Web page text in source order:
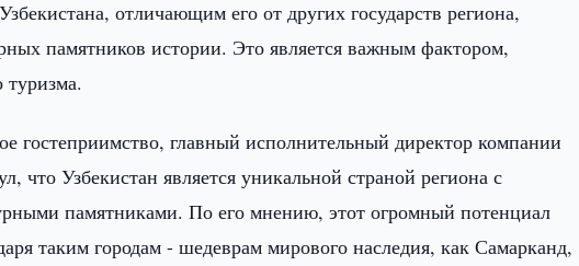
отличающим его от других государств региона,
памятников истории. Это является важным фактором,
гостеприимство, главный исполнительный директор компании
что Узбекистан является уникальной страной региона с
памятниками. По его мнению, этот огромный потенциал
таким городам - шедеврам мирового наследия, как Самарканд,